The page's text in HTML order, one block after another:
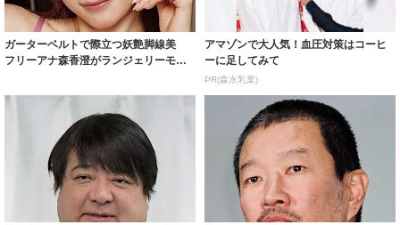
ガーターベルトで際立つ妖艶脚線美
フリーアナ森香澄がランジェリーモデ
アマゾンで大人気！血圧対策はコーヒ
ーに足してみて
PR(森永乳業)